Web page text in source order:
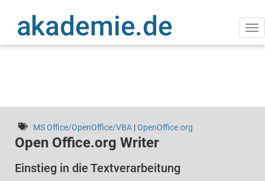
Inhalt
MS Office/OpenOffice/VBA|OpenOffice.org
Open Office.org Writer
Einstieg in die Textverarbeitung